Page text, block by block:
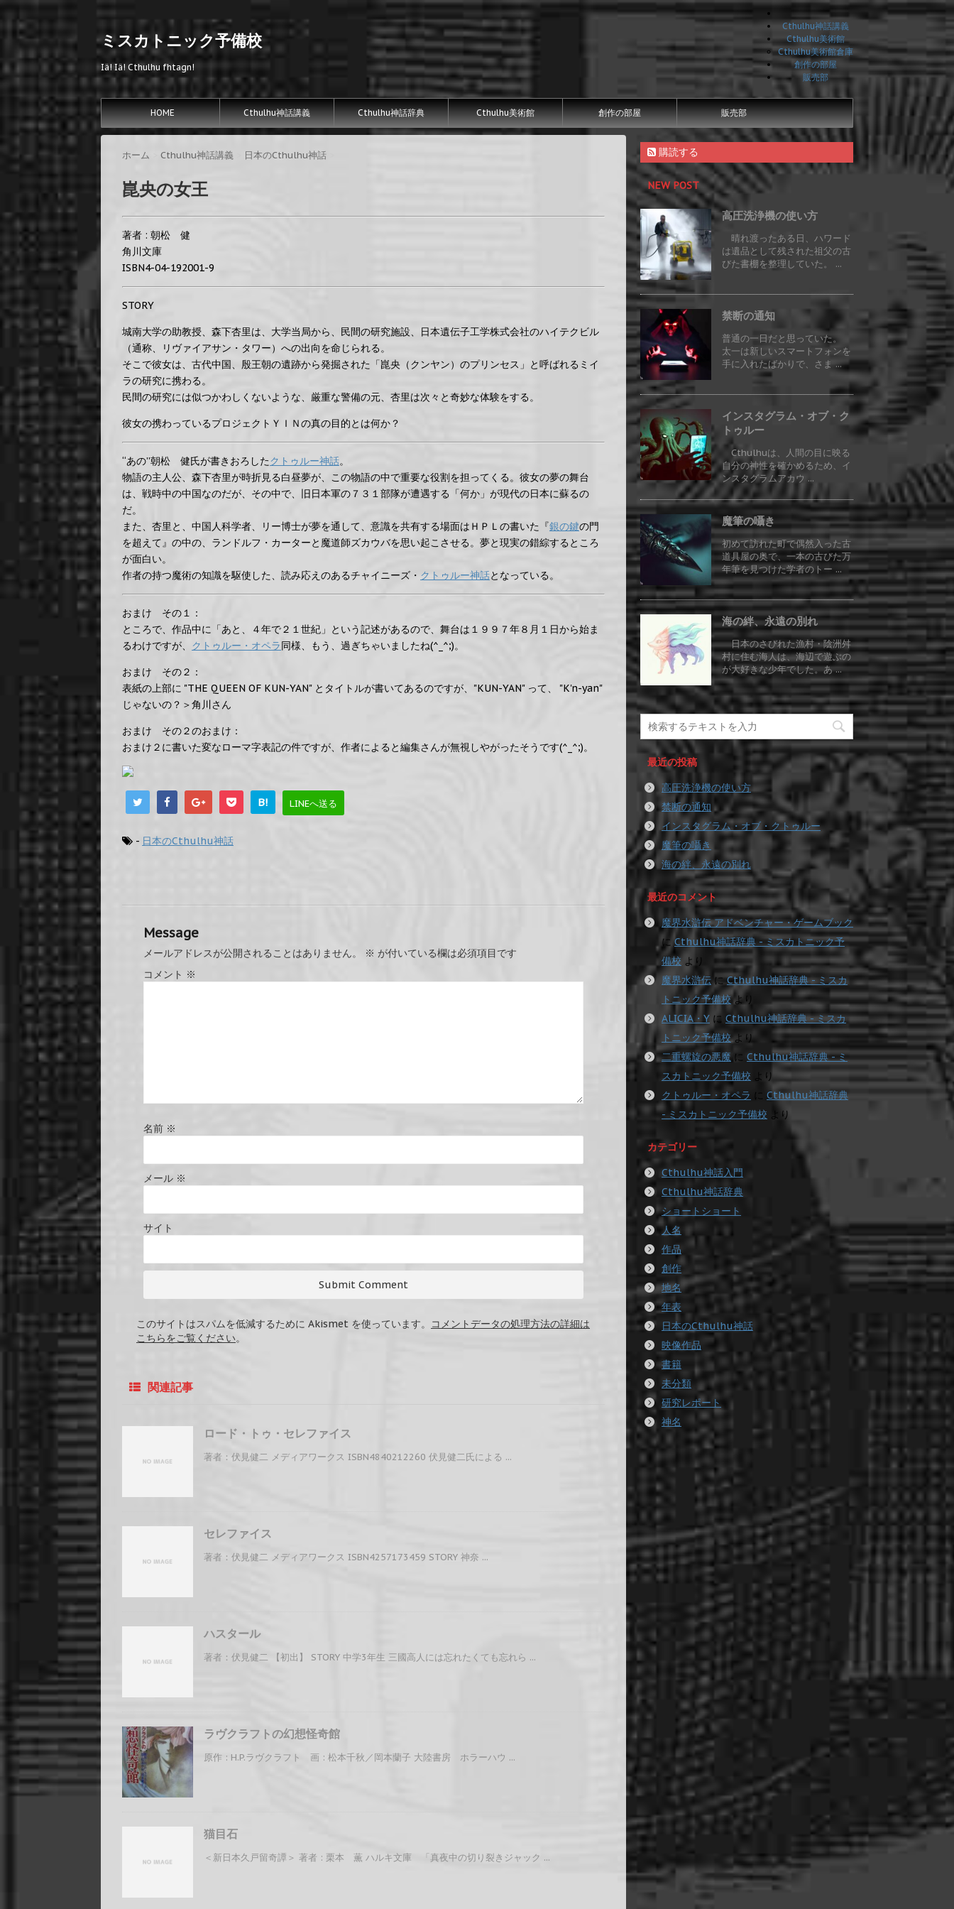
ミスカトニック予備校
Iä! Iä! Cthulhu fhtagn!
Cthulhu神話講義
Cthulhu美術館
Cthulhu美術館倉庫
創作の部屋
販売部
HOME Cthulhu神話講義 Cthulhu神話辞典 Cthulhu美術館 創作の部屋 販売部
ホーム Cthulhu神話講義 日本のCthulhu神話
崑央の女王
著者 : 朝松 健
角川文庫
ISBN4-04-192001-9
STORY
城南大学の助教授、森下杏里は、大学当局から、民間の研究施設、日本遺伝子工学株式会社のハイテクビル
（通称、リヴァイアサン・タワー）への出向を命じられる。
そこで彼女は、古代中国、殷王朝の遺跡から発掘された「崑央（クンヤン）のプリンセス」と呼ばれるミイ
ラの研究に携わる。
民間の研究には似つかわしくないような、厳重な警備の元、杏里は次々と奇妙な体験をする。
彼女の携わっているプロジェクトＹＩＮの真の目的とは何か？
“あの”朝松 健氏が書きおろしたクトゥルー神話。
物語の主人公、森下杏里が時折見る白昼夢が、この物語の中で重要な役割を担ってくる。彼女の夢の舞台
は、戦時中の中国なのだが、その中で、旧日本軍の７３１部隊が遭遇する「何か」が現代の日本に蘇るの
だ。
また、杏里と、中国人科学者、リー博士が夢を通して、意識を共有する場面はＨＰＬの書いた『銀の鍵の門
を超えて』の中の、ランドルフ・カーターと魔道師ズカウバを思い起こさせる。夢と現実の錯綜するところ
が面白い。
作者の持つ魔術の知識を駆使した、読み応えのあるチャイニーズ・ クトゥルー神話となっている。
おまけ その１：
ところで、作品中に「あと、４年で２１世紀」という記述があるので、舞台は１９９７年８月１日から始ま
るわけですが、 クトゥルー・オペラ同様、もう、過ぎちゃいましたね(^_^;)。
おまけ その２：
表紙の上部に "THE QUEEN OF KUN-YAN" とタイトルが書いてあるのですが、"KUN-YAN" って、 "K'n-yan"
じゃないの？＞角川さん
おまけ その２のおまけ：
おまけ２に書いた変なローマ字表記の件ですが、作者によると編集さんが無視しやがったそうです(^_^;)。
B! LINEへ送る
- 日本のCthulhu神話
Message
メールアドレスが公開されることはありません。 ※ が付いている欄は必須項目です
コメント ※
名前 ※
メール ※
サイト
このサイトはスパムを低減するために Akismet を使っています。
コメントデータの処理方法の詳細は
こちらをご覧ください。
関連記事
ロード・トゥ・セレファイス
著者：伏見健二 メディアワークス ISBN4840212260 伏見健二氏による ...
セレファイス
著者：伏見健二 メディアワークス ISBN4257173459 STORY 神奈 ...
ハスタール
著者：伏見健二 【初出】 STORY 中学3年生 三國高人には忘れたくても忘れら ...
ラヴクラフトの幻想怪奇館
原作 : H.P.ラヴクラフト 画 : 松本千秋／岡本蘭子 大陸書房 ホラーハウ ...
猫目石
＜新日本久戸留奇譚＞ 著者 : 栗本 薫 ハルキ文庫 「真夜中の切り裂きジャック ...
購読する
NEW POST
高圧洗浄機の使い方
晴れ渡ったある日、ハワード
は遺品として残された祖父の古
びた書棚を整理していた。 ...
禁断の通知
普通の一日だと思っていた。
太一は新しいスマートフォンを
手に入れたばかりで、さま ...
インスタグラム・オブ・ク
トゥルー
Cthulhuは、人間の目に映る
自分の神性を確かめるため、イ
ンスタグラムアカウ ...
魔筆の囁き
初めて訪れた町で偶然入った古
道具屋の奥で、一本の古びた万
年筆を見つけた学者のトー ...
海の絆、永遠の別れ
日本のさびれた漁村・陰洲舛
村に住む海人は、海辺で遊ぶの
が大好きな少年でした。あ ...
最近の投稿
高圧洗浄機の使い方
禁断の通知
インスタグラム・オブ・クトゥルー
魔筆の囁き
海の絆、永遠の別れ
最近のコメント
魔界水滸伝 アドベンチャー・ゲームブック
にCthulhu神話辞典 - ミスカトニック予
備校 より
魔界水滸伝にCthulhu神話辞典 - ミスカ
トニック予備校より
ALICIA・Y に Cthulhu神話辞典 - ミスカ
トニック予備校より
二重螺旋の悪魔に Cthulhu神話辞典 - ミ
スカトニック予備校 より
クトゥルー・オペラ に Cthulhu神話辞典
- ミスカトニック予備校 より
カテゴリー
Cthulhu神話入門
Cthulhu神話辞典
ショートショート
人名
作品
創作
地名
年表
日本のCthulhu神話
映像作品
書籍
未分類
研究レポート
神名